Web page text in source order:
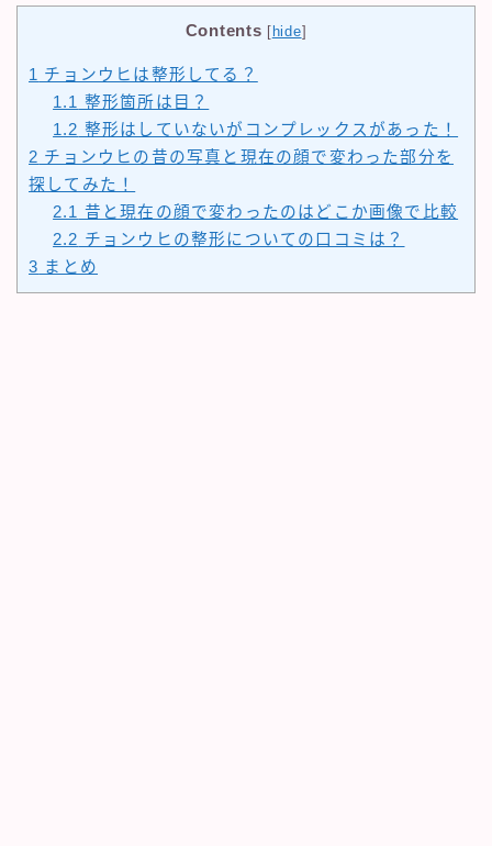
Contents [ hide]
1 チョンウヒは整形してる？
1.1 整形箇所は目？
1.2 整形はしていないがコンプレックスがあった！
2 チョンウヒの昔の写真と現在の顔で変わった部分を
探してみた！
2.1 昔と現在の顔で変わったのはどこか画像で比較
2.2 チョンウヒの整形についての口コミは？
3 まとめ